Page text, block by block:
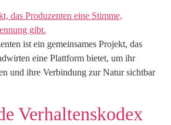
ist ein gemeinsames Projekt, das
eine Plattform bietet, um ihr
und ihre Verbindung zur Natur sichtbar
Verhaltenskodex